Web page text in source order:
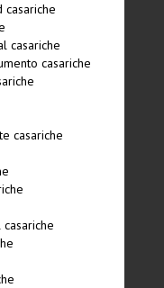
casariche
casariche
casariche
casariche